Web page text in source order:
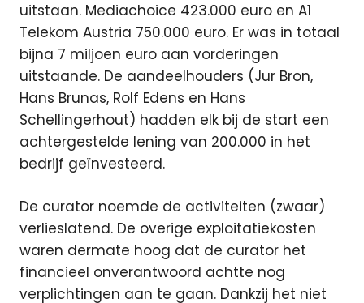
uitstaan. Mediachoice 423.000 euro en A1
Telekom Austria 750.000 euro. Er was in totaal
bijna 7 miljoen euro aan vorderingen
uitstaande. De aandeelhouders (Jur Bron,
Hans Brunas, Rolf Edens en Hans
Schellingerhout) hadden elk bij de start een
achtergestelde lening van 200.000 in het
bedrijf geïnvesteerd.
De curator noemde de activiteiten (zwaar)
verlieslatend. De overige exploitatiekosten
waren dermate hoog dat de curator het
financieel onverantwoord achtte nog
verplichtingen aan te gaan. Dankzij het niet